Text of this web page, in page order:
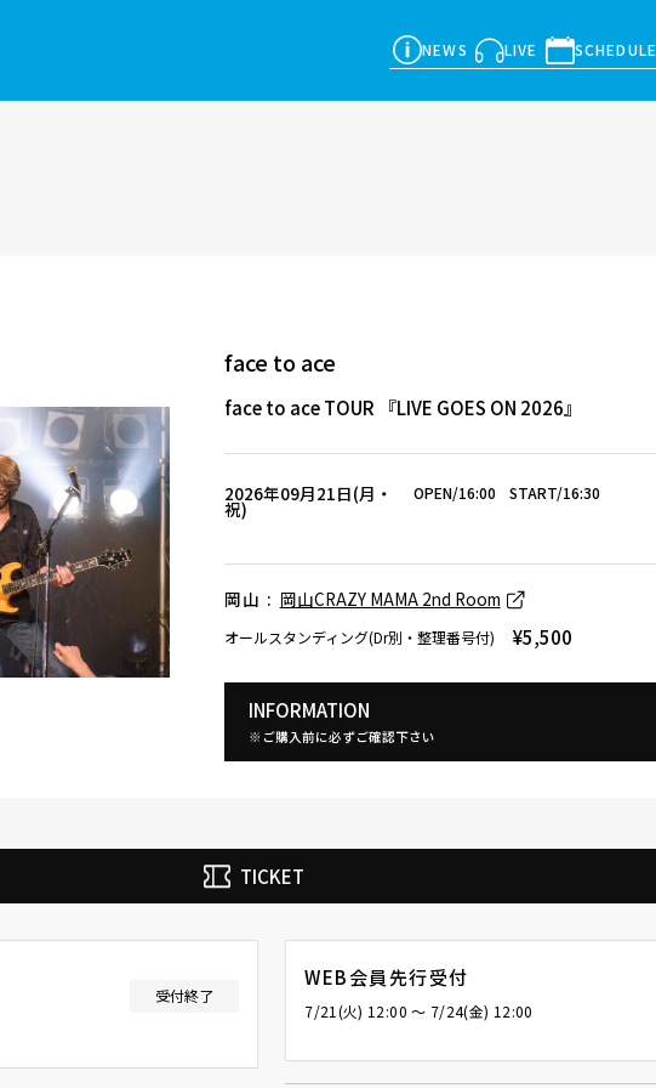
NEWS LIVE SCHEDULE
face to ace
face to ace TOUR 『LIVE GOES ON 2026』
2026年09月21日(月・
祝)
OPEN/16:00 START/16:30
岡山 : 岡山CRAZY MAMA 2nd Room
オールスタンディング(Dr別・整理番号付) ¥5,500
INFORMATION
※ご購入前に必ずご確認下さい
TICKET
受付終了
WEB会員先行受付
7/21(火) 12:00 〜 7/24(金) 12:00